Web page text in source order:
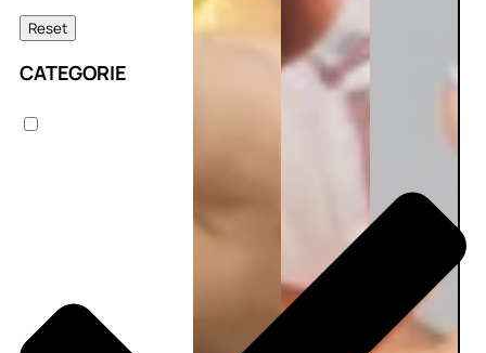
Reset
CATEGORIE